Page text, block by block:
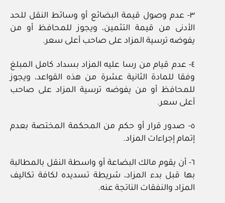
٣- عدم وصول قيمة البضائع أو وسائط النقل للحد
الأدنى من قيمة التثمين، ويجوز للمحافظ أو من
يفوضه ترسية المزاد على صاحب أعلى سعر.
٤- عدم قيام من رسا عليه المزاد بسداد كامل المبلغ
وفقا للمادة الثانية عشرة من هذه القواعد، ويجوز
للمحافظ أو من يفوضه ترسية المزاد على صاحب
أعلى سعر.
٥- صدور قرار أو حكم من المحكمة المختصة بعدم
إتمام إجراءات المزاد.
٦- أن يقوم مالك البضاعة أو واسطة النقل بالمطالبة
بها قبل بدء المزاد، شريطة تسديده لكافة تكاليف
المزاد والنفقات الناتجة عنه.